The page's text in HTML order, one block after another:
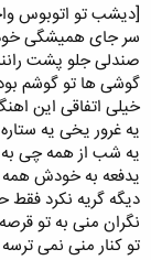
[دیشب تو اتوبوس
سر جای همیشگی
صندلی جلو پشت
گوشی ها تو گوشم
خیلی اتفاقی این
یه غرور یخی یه
یه شب از همه چی به
یدفعه به خودش
دیگه گریه نکرد فقط
نگران منی به تو
تو کنار منی نمی